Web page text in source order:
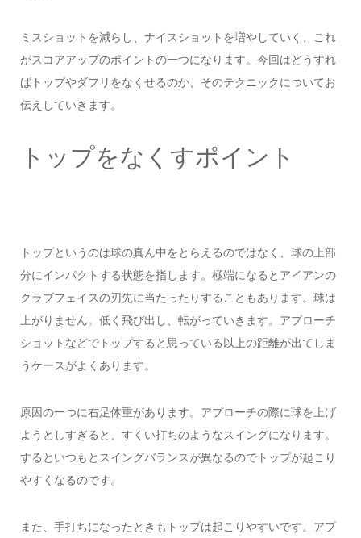
ミスショットを減らし、ナイスショットを増やしていく、これ
がスコアアップのポイントの一つになります。今回はどうすれ
ばトップやダフリをなくせるのか、そのテクニックについてお
伝えしていきます。
トップをなくすポイント
トップというのは球の真ん中をとらえるのではなく、球の上部
分にインパクトする状態を指します。極端になるとアイアンの
クラブフェイスの刃先に当たったりすることもあります。球は
上がりません。低く飛び出し、転がっていきます。アプローチ
ショットなどでトップすると思っている以上の距離が出てしま
うケースがよくあります。
原因の一つに右足体重があります。アプローチの際に球を上げ
ようとしすぎると、すくい打ちのようなスイングになります。
するといつもとスイングバランスが異なるのでトップが起こり
やすくなるのです。
また、手打ちになったときもトップは起こりやすいです。アプ